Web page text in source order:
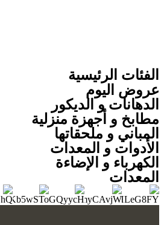
الفئات الرئيسية
عروض اليوم
الدهانات و الديكور
مطابخ و أجهزة منزلية
المباني و ملحقاتها
الأدوات و المعدات
الكهرباء و الإضاءة
المعدات